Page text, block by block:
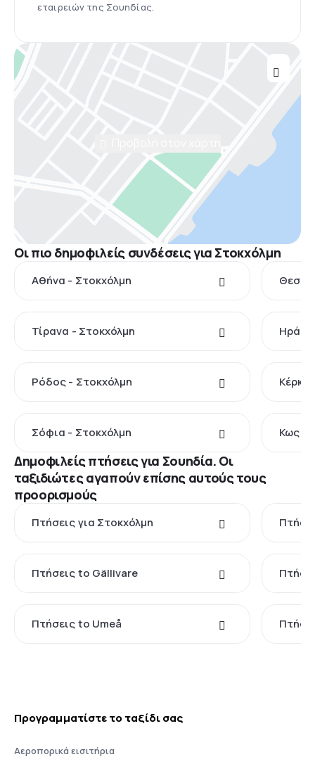
εταιρειών της Σουηδίας.
Οι πιο δημοφιλείς συνδέσεις για Στοκχόλμη
Αθήνα - Στοκχόλμη
Τίρανα - Στοκχόλμη
Ρόδος - Στοκχόλμη
Σόφια - Στοκχόλμη Κως -
Δημοφιλείς πτήσεις για Σουηδία. Οι
ταξιδιώτες αγαπούν επίσης αυτούς τους
προορισμούς
Πτήσεις για Στοκχόλμη
Πτήσεις to Gällivare
Πτήσεις to Umeå
Προγραμματίστε το ταξίδι σας
Αεροπορικά εισιτήρια